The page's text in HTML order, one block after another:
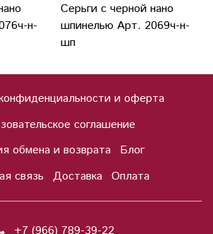
н-
Серьги с черной нано
шпинелью Арт. 2069ч-н-
шп
и оферта
соглашение
обмена и возврата
Блог
связь
Доставка Оплата